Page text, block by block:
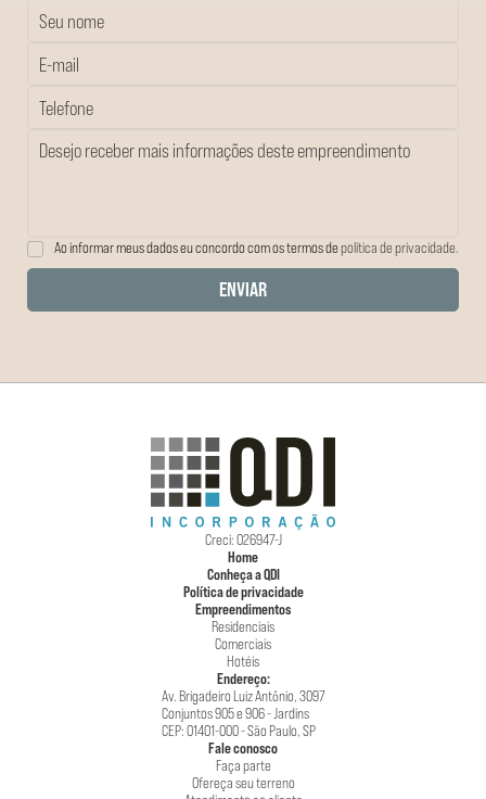
Ao informar meus dados eu concordo com os termos depolítica de privacidade.
Creci: 026947-J
Home
Conheça a QDI
Política de privacidade
Empreendimentos
Residenciais
Comerciais
Hotéis
Endereço:
Av. Brigadeiro Luiz Antônio, 3097
Conjuntos 905 e 906 - Jardins
CEP: 01401-000 - São Paulo, SP
Fale conosco
Faça parte
Ofereça seu terreno